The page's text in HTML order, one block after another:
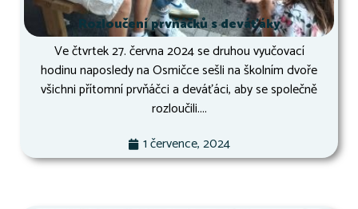
Rozloučení prvňáčků s deváťáky
Ve čtvrtek 27. června 2024 se druhou vyučovací
hodinu naposledy na Osmičce sešli na školním dvoře
všichni přítomní prvňáčci a deváťáci, aby se společně
rozloučili....
1 července, 2024